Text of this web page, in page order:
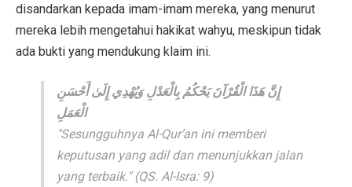
disandarkan kepada imam-imam mereka, yang menurut
mereka lebih mengetahui hakikat wahyu, meskipun tidak
ada bukti yang mendukung klaim ini.
إِنَّ هَذَا الْقُرْآنَ يَحْكُمُ بِالْعَدْلِ وَيُهْدِي إِلَىٰ أَحْسَنِ
الْعَمَلِ
"Sesungguhnya Al-Qur’an ini memberi
keputusan yang adil dan menunjukkan jalan
yang terbaik."(QS. Al-Isra: 9)